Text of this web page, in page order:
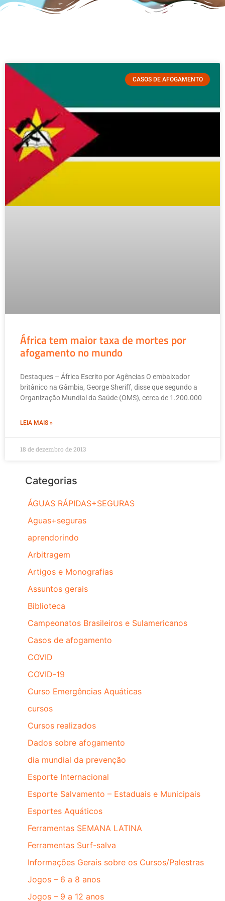
CASOS DE AFOGAMENTO
África tem maior taxa de mortes por
afogamento no mundo
Destaques – África Escrito por Agências O embaixador
britânico na Gâmbia, George Sheriff, disse que segundo a
Organização Mundial da Saúde (OMS), cerca de 1.200.000
LEIA MAIS »
18 de dezembro de 2013
Categorias
ÁGUAS RÁPIDAS+SEGURAS
Aguas+seguras
aprendorindo
Arbitragem
Artigos e Monografias
Assuntos gerais
Biblioteca
Campeonatos Brasileiros e Sulamericanos
Casos de afogamento
COVID
COVID-19
Curso Emergências Aquáticas
cursos
Cursos realizados
Dados sobre afogamento
dia mundial da prevenção
Esporte Internacional
Esporte Salvamento – Estaduais e Municipais
Esportes Aquáticos
Ferramentas SEMANA LATINA
Ferramentas Surf-salva
Informações Gerais sobre os Cursos/Palestras
Jogos – 6 a 8 anos
Jogos – 9 a 12 anos